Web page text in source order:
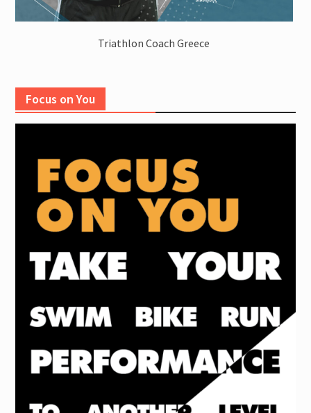
Triathlon Coach Greece
Focus on You